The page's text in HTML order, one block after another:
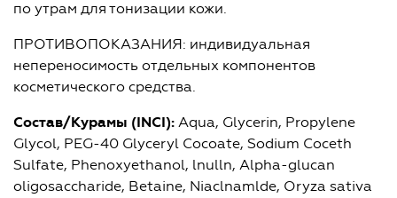
по утрам для тонизации кожи.
ПРОТИВОПОКАЗАНИЯ: индивидуальная
непереноси­мость отдельных компонентов
косметического средства.
Состав/Курамы (INCI): Aqua, Glycerin, Propylene
Glycol, PEG-40 Glyceryl Cocoate, Sodium Coceth
Sulfate, Phenoxyethanol, lnulln, Alpha-glucan
oligosaccharide, Betaine, Niaclnamlde, Oryza sativa